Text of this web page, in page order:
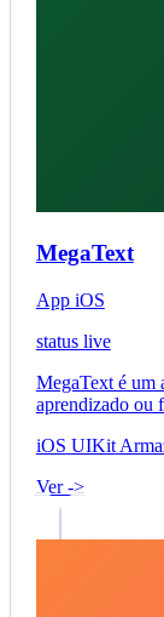
MegaText
App iOS
status live
MegaText é um
aprendizado ou
iOS UIKit
Ver ->